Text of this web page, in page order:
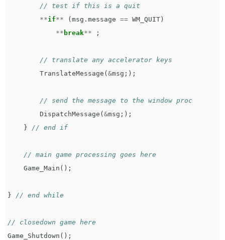
// test if this is a quit
**if** ( msg . message == WM_QUIT )
** break** ;
// translate any accelerator keys
TranslateMessage ( &msg ;);
// send the message to the window proc
DispatchMessage ( &msg ;);
}
// end if
// main game processing goes here
Game_Main ();
} // end while
// closedown game here
Game_Shutdown ();